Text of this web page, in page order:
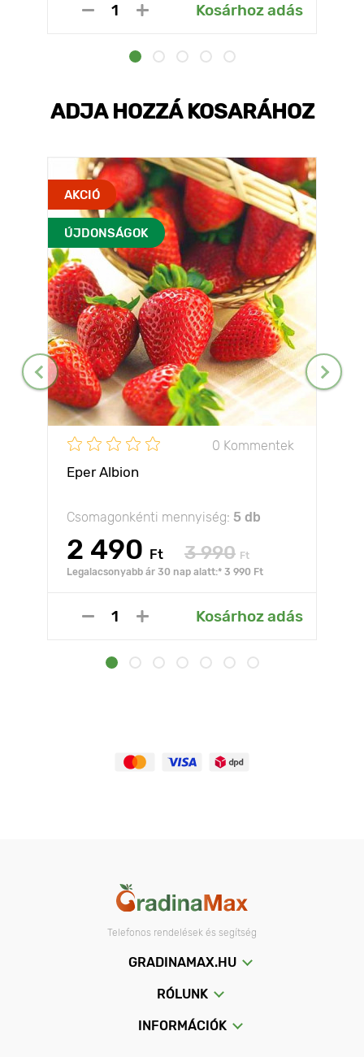
Kosárhoz adás
ADJA HOZZÁ KOSARÁHOZ
AKCIÓ
ÚJDONSÁGOK
0 Kommentek
Eper Albion
Csomagonkénti mennyiség: 5 db
2 490 Ft 3 990 Ft
Legalacsonyabb ár 30 nap alatt:* 3 990 Ft
Kosárhoz adás
Telefonos rendelések és segítség
GRADINAMAX.HU
RÓLUNK
INFORMÁCIÓK